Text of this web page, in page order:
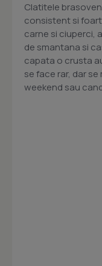
Clatitele
consistent si
carne si ciuperci,
de smantana si
capata o crusta
se face rar, dar
weekend sau